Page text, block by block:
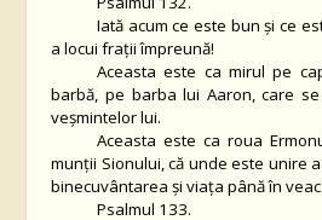
Iată acum ce este bun şi ce
a locui fraţii împreună!
Aceasta este ca mirul pe
barbă, pe barba lui Aaron, care
veşmintelor lui.
Aceasta este ca roua
munţii Sionului, că unde este unire
binecuvântarea şi viaţa până în veac.
Psalmul 133.